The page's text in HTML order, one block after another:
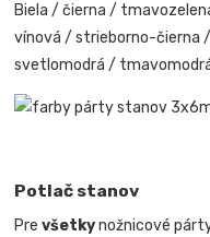
Biela / čierna /
vínová / strieborno-čierna
svetlomodrá /
Potlač stanov
Prevšetkynožnicové